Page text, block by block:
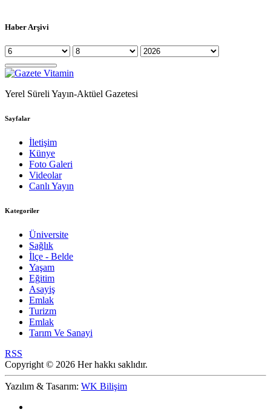
Haber Arşivi
Yerel Süreli Yayın-Aktüel Gazetesi
Sayfalar
İletişim
Künye
Foto Galeri
Videolar
Canlı Yayın
Kategoriler
Üniversite
Sağlık
İlçe - Belde
Yaşam
Eğitim
Asayiş
Emlak
Turizm
Emlak
Tarım Ve Sanayi
RSS
Copyright © 2026 Her hakkı saklıdır.
Yazılım & Tasarım: WK Bilişim